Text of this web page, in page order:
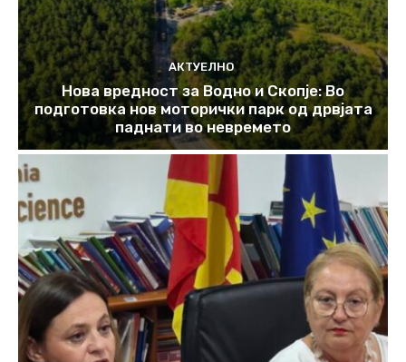
АКТУЕЛНО
Нова вредност за Водно и Скопје: Во
подготовка нов моторички парк од дрвјата
паднати во невремето